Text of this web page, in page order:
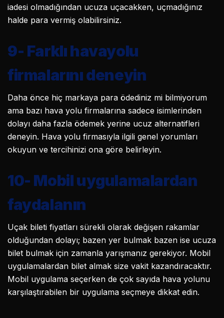
iadesi olmadığından ucuza uçacakken, uçmadığınız
halde para vermiş olabilirsiniz.
9- Farklı havayolu
firmalarını deneyin
Daha önce hiç markaya para ödediniz mi bilmiyorum
ama bazı hava yolu firmalarına sadece isimlerinden
dolayı daha fazla ödemek yerine ucuz alternatifleri
deneyin. Hava yolu firmasıyla ilgili genel yorumları
okuyun ve tercihinizi ona göre belirleyin.
10- Mobil uygulamalardan
faydalanın
Uçak bileti fiyatları sürekli olarak değişen rakamlar
olduğundan dolayı; bazen yer bulmak bazen ise ucuza
bilet bulmak için zamanla yarışmanız gerekiyor. Mobil
uygulamalardan bilet almak size vakit kazandıracaktır.
Mobil uygulama seçerken de çok sayıda hava yolunu
karşılaştırabilen bir uygulama seçmeye dikkat edin.